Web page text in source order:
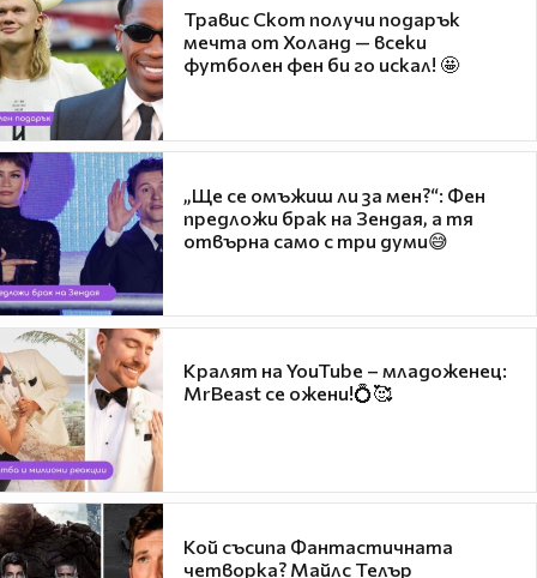
Травис Скот получи подарък
мечта от Холанд — всеки
футболен фен би го искал! 🤩
„Ще се омъжиш ли за мен?“: Фен
предложи брак на Зендая, а тя
отвърна само с три думи😅
Кралят на YouTube – младоженец:
MrBeast се ожени!💍🥰
Кой съсипа Фантастичната
четворка? Майлс Телър